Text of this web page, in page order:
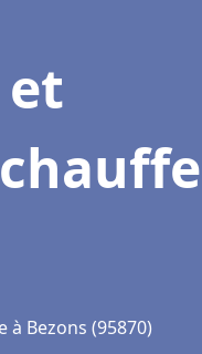
Bezons (95870)